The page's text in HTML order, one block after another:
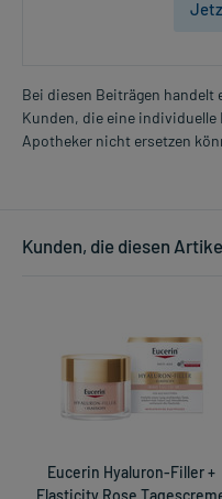
Bei diesen Beiträgen handelt
Kunden, die eine
Apotheker nicht ersetzen
Kunden, die diesen
Eucerin Hyaluron-Filler +
Elasticity Rose